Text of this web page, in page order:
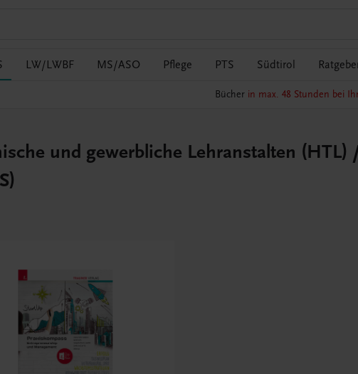
LW/LWBF MS/ASO Pflege PTS Südtirol
Bücher in max. 48 Stunden bei
und gewerbliche Lehranstalten (HTL)